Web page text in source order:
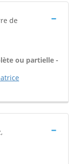
de
ou partielle -